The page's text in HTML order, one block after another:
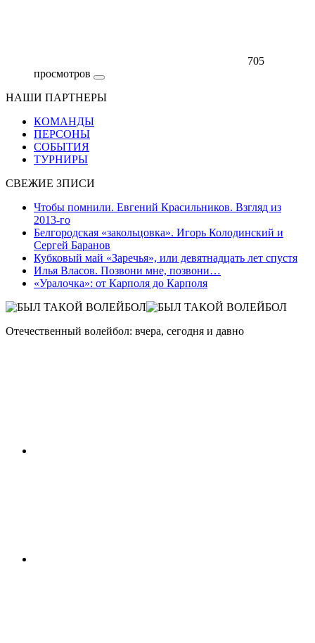
705
просмотров
НАШИ ПАРТНЕРЫ
КОМАНДЫ
ПЕРСОНЫ
СОБЫТИЯ
ТУРНИРЫ
СВЕЖИЕ ЗПИСИ
Чтобы помнили. Евгений Красильников. Взгляд из
2013-го
Белгородская «закольцовка». Игорь Колодинский и
Сергей Баранов
Кубковый май «Заречья», или девятнадцать лет спустя
Илья Власов. Позвони мне, позвони…
«Уралочка»: от Карполя до Карполя
Отечественный волейбол: вчера, сегодня и давно